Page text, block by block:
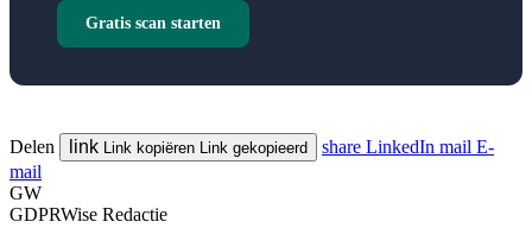
Gratis scan starten
Delen link Link kopiëren Link gekopieerd share LinkedIn mail E-
mail
GW
GDPRWise Redactie